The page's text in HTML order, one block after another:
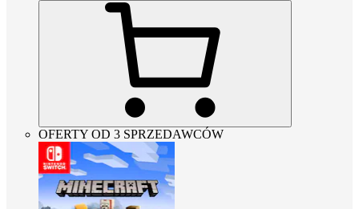
OFERTY OD 3 SPRZEDAWCÓW